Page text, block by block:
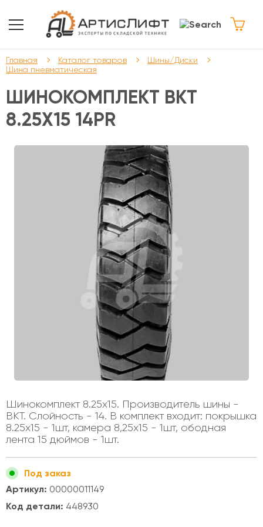
Главная Каталог товаров
Шины/Диски
Шина пневматическая
ШИНОКОМПЛЕКТ BKT
8.25Х15 14PR
Шинокомплект 8.25х15. Производитель шины -
BKT. Слойность - 14. В комплект входит: покрышка
8.25х15 - 1шт, камера 8,25х15 - 1шт, ободная
лента 15 дюймов - 1шт.
Под заказ
Артикул: 00000011149
Код детали: 448930